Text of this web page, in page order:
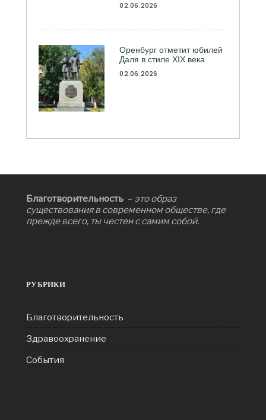
02.06.2026
Оренбург отметит юбилей
Даля в стиле XIX века
02.06.2026
Благотворительность – это образ
существования в современном обществе, где
прежде всего, ты честен с самим собой.
РУБРИКИ
Благотворительность
Здравоохранение
События